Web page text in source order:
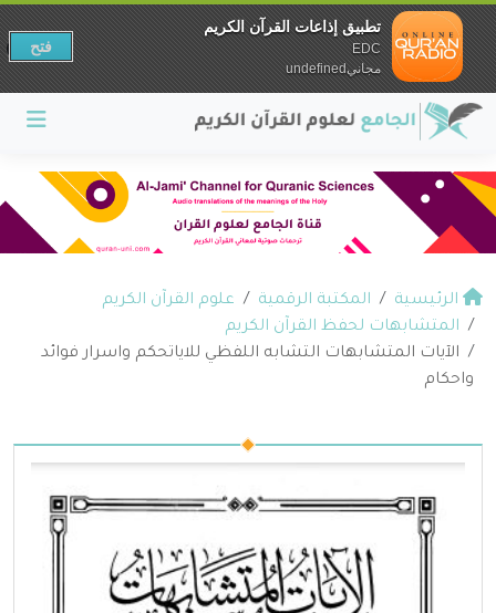
الرئيسية المكتبة الرقمية
علوم القرآن الكريم
المتشابهات لحفظ القرآن الكريم
الآيات المتشابهات التشابه اللفظي للاياتحكم واسرار فوائد
واحكام
تطبيق إذاعات القرآن الكريم
EDC
مجانيundefined
فتح